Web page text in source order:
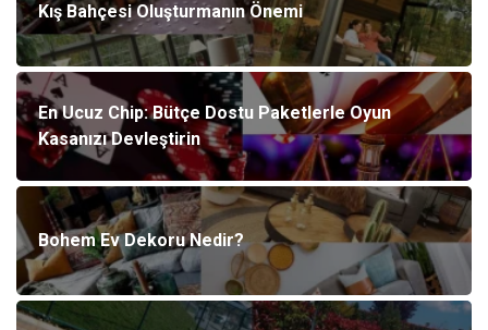
Kış Bahçesi Oluşturmanın Önemi
En Ucuz Chip: Bütçe Dostu Paketlerle Oyun
Kasanızı Devleştirin
Bohem Ev Dekoru Nedir?